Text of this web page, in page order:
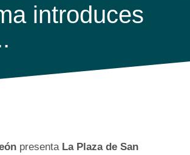
introduces
presenta La Plazade San